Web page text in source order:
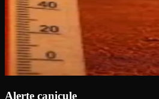
Alerte canicule